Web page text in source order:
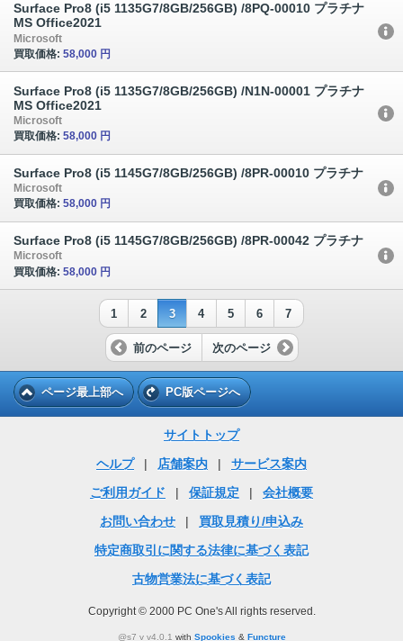
Surface Pro8 (i5 1135G7/8GB/256GB) /8PQ-00010 プラチナ
MS Office2021
Microsoft
買取価格: 58,000 円
Surface Pro8 (i5 1135G7/8GB/256GB) /N1N-00001 プラチナ
MS Office2021
Microsoft
買取価格: 58,000 円
Surface Pro8 (i5 1145G7/8GB/256GB) /8PR-00010 プラチナ
Microsoft
買取価格: 58,000 円
Surface Pro8 (i5 1145G7/8GB/256GB) /8PR-00042 プラチナ
Microsoft
買取価格: 58,000 円
1 2 3 4 5 6 7
前のページ 次のページ
ページ最上部へ PC版ページへ
サイトトップ
ヘルプ
| 店舗案内 |
サービス案内
ご利用ガイド
| 保証規定 |
会社概要
お問い合わせ
|
買取見積り/申込み
特定商取引に関する法律に基づく表記
古物営業法に基づく表記
Copyright © 2000 PC One's All rights reserved.
@s7 v v4.0.1 with Spookies & Functure